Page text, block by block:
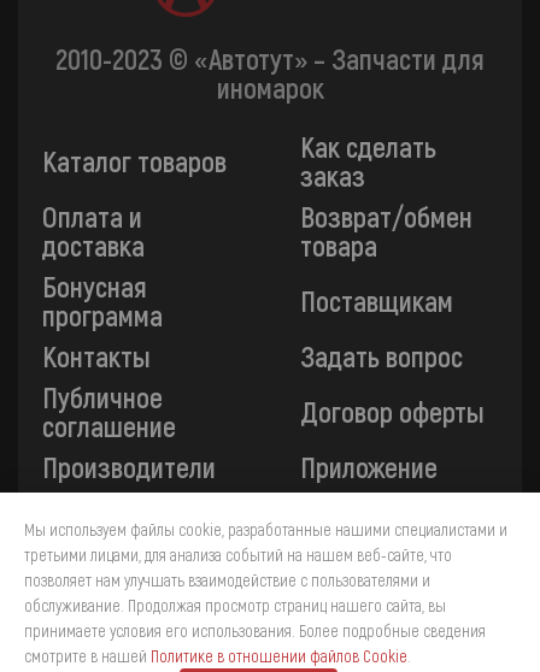
2010-2023 © «Автотут» – Запчасти для
иномарок
Каталог товаров
Как сделать
заказ
Оплата и
доставка
Возврат/обмен
товара
Бонусная
программа
Поставщикам
Контакты
Задать вопрос
Публичное
соглашение
Договор оферты
Производители
Приложение
Все платежи на сайте защищены технологией 3-D
Secure. Прием платежей осуществляется через ПАО
«Сбербанк».
Мы используем файлы cookie, разработанные нашими специалистами и
третьими лицами, для анализа событий на нашем веб-сайте, что
позволяет нам улучшать взаимодействие с пользователями и
обслуживание. Продолжая просмотр страниц нашего сайта, вы
принимаете условия его использования. Более подробные сведения
смотрите в нашей Политике в отношении файлов Cookie